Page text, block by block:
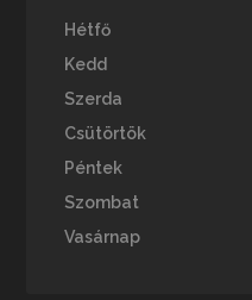
Hétfő
Kedd
Szerda
Csütörtök
Péntek
Szombat
Vasárnap